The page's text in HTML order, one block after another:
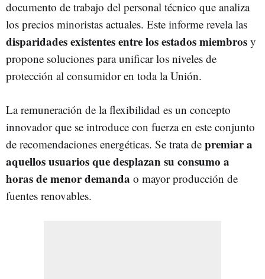
documento de trabajo del personal técnico que analiza
los precios minoristas actuales. Este informe revela las
disparidades existentes entre los estados miembros y
propone soluciones para unificar los niveles de
protección al consumidor en toda la Unión.
La remuneración de la flexibilidad es un concepto
innovador que se introduce con fuerza en este conjunto
de recomendaciones energéticas. Se trata de premiar a
aquellos usuarios que desplazan su consumo a
horas de menor demanda o mayor producción de
fuentes renovables.